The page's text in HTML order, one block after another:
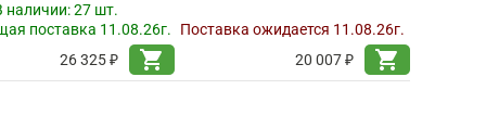
наличии:27 шт.
поставка 11.08.26г.
26 325 ₽
shopping_cart
Поставка ожидается 11.08.26г.
20 007 ₽
shopping_cart